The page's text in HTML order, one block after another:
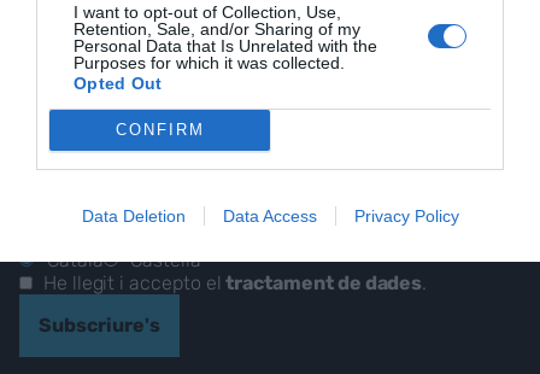
I want to opt-out of Collection, Use,
Retention, Sale, and/or Sharing of my
Personal Data that Is Unrelated with the
Purposes for which it was collected.
Opted Out
CONFIRM
Data Deletion Data Access Privacy Policy
Les nostres millors
històries, reportatges i
entrevistes.
CORREU ELECTRÒNIC
Català
Castellà
He llegit i accepto eltractament de dades
Subscriure's